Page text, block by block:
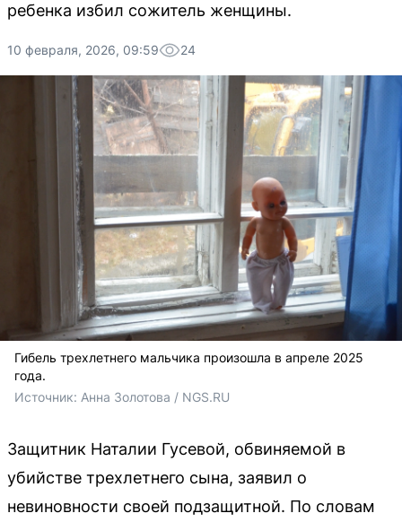
ребенка избил сожитель женщины.
10 февраля, 2026, 09:59 24
Гибель трехлетнего мальчика произошла в апреле 2025
года.
Источник: Анна Золотова / NGS.RU
Защитник Наталии Гусевой, обвиняемой в
убийстве трехлетнего сына, заявил о
невиновности своей подзащитной. По словам